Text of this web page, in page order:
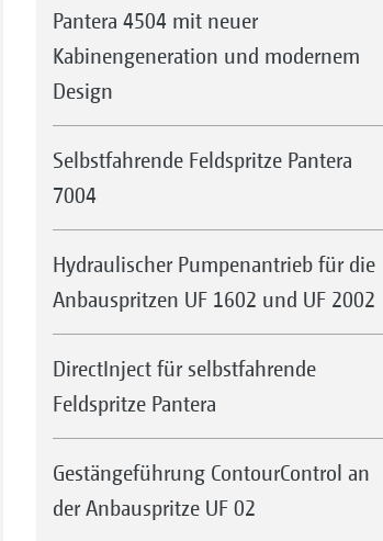
Pantera 4504 mit neuer
Kabinengeneration und modernem
Design
Selbstfahrende Feldspritze Pantera
7004
Hydraulischer Pumpenantrieb für die
Anbauspritzen UF 1602 und UF 2002
DirectInject für selbstfahrende
Feldspritze Pantera
Gestängeführung ContourControl an
der Anbauspritze UF 02